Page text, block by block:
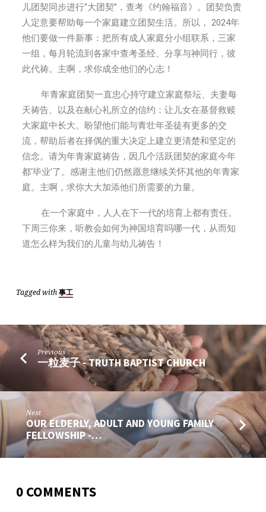
儿团契同步进行“大团契”，查考《约翰福音》。团契负责
人定意要帮助每一个家庭建立团契生活。所以， 2024年
他们要做一件新事：把所有成人家庭分小组联系，三家
一组，每月轮流到各家中查考圣经、分享与神同行，彼
此代祷。主啊，求你成全他们的心志！
年青家庭团契一直忠心持守建立家庭祭坛、夫妻每
天祷告、以及在献心礼所立的信约：让儿女在基督救赎
大家庭中长大。盼望他们能与青壮年圣徒有更多的交
流，帮助后者在择偶的重大决定上建立更清楚和坚定的
信念。请为年青家庭祷告，因几个活跃团契的家庭今年
都‘毕业’了。感谢主他们仍然愿意继续关怀其他的年青家
庭。主啊，求你大大加添他们所需要的力量。
在一个家庭中，人人在下一代的培育上都有责任。
下周三你来，听教会如何为神国培育吗哪一代，从而知
道怎么样为我们的儿童与幼儿祷告！
Tagged with 事工
Previous
一粒麦子 - TRUTH BAPTIST CHURCH
Next
OUR ELDERLY, ADULT AND YOUNG FAMILY
FELLOWSHIP -…
0 COMMENTS